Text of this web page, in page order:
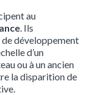
au
. Ils
développement
d’un
ou à un ancien
la disparition de